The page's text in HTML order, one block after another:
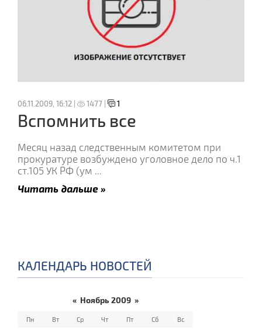
06.11.2009, 16:12 | 1477 | 1
Вспомнить все
Месяц назад следственным комитетом при
прокуратуре возбуждено уголовное дело по ч.1
ст.105 УК РФ (ум ...
Читать дальше »
КАЛЕНДАРЬ НОВОСТЕЙ
« Ноябрь 2009 »
Пн Вт Ср Чт Пт Сб Вс